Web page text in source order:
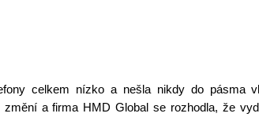
celkem nízko a nešla nikdy do pásma
a firma HMD Global se rozhodla, že